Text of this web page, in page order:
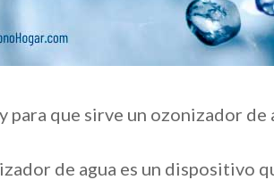
para que sirve un ozonizador de
de agua es un dispositivo